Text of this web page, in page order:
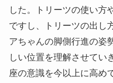
した。トリーツの使い方
ですし、トリーツの出し
アちゃんの脚側行進の姿
しい位置を理解させてい
座の意識を今以上に高め